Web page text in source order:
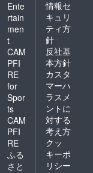
Ente
rtain
men
t
CAM
PFI
RE
for
Spor
ts
CAM
PFI
RE
ふる
さと
情報セ
キュリ
ティ方
針
反社基
本方針
カスタ
マーハ
ラスメ
ントに
対する
考え方
クッ
キーポ
リシー